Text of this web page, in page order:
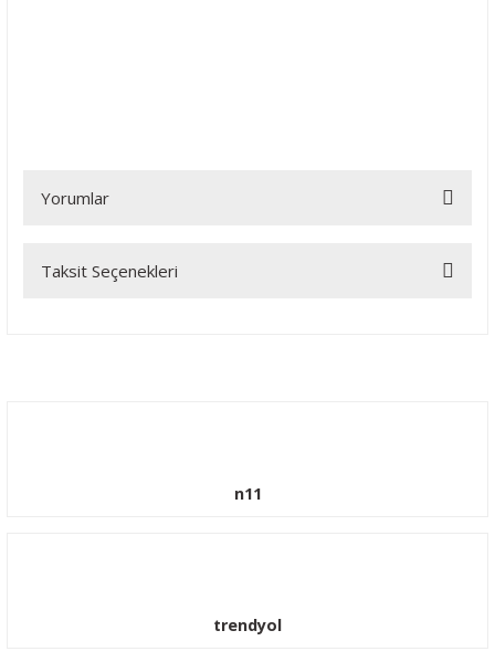
Yorumlar
Bu ürüne ilk yorumu siz yapın!
Taksit Seçenekleri
n11
trendyol